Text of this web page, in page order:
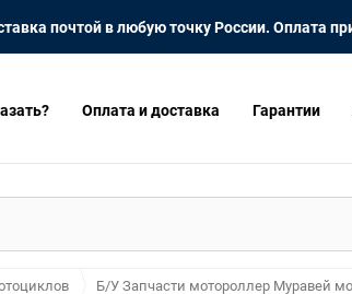
почтой в любую точку России. Оплата
Оплата и доставка Гарантии
Б/У Запчасти мотороллер Муравей